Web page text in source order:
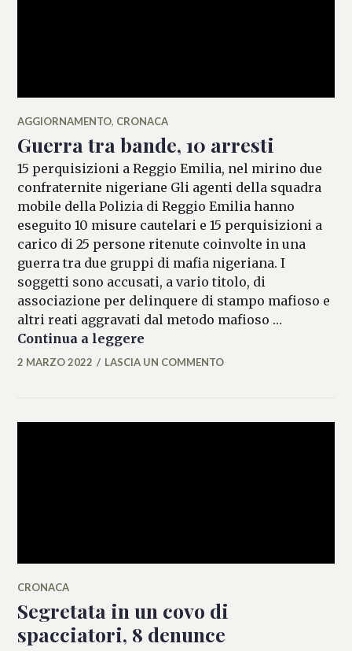
AGGIORNAMENTO, CRONACA
Guerra tra bande, 10 arresti
15 perquisizioni a Reggio Emilia, nel mirino due
confraternite nigeriane Gli agenti della squadra
mobile della Polizia di Reggio Emilia hanno
eseguito 10 misure cautelari e 15 perquisizioni a
carico di 25 persone ritenute coinvolte in una
guerra tra due gruppi di mafia nigeriana. I
soggetti sono accusati, a vario titolo, di
associazione per delinquere di stampo mafioso e
altri reati aggravati dal metodo mafioso …
Continua a leggere
ALESSIA
2 MARZO 2022 LASCIA UN COMMENTO
CRONACA
Segretata in un covo di
spacciatori, 8 denunce